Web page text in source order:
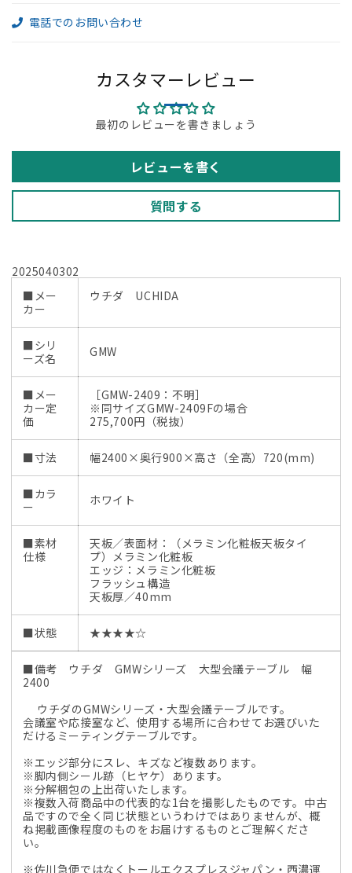
減
増
電話でのお問い合わせ
カスタマーレビュー
最初のレビューを書きましょう
レビューを書く
質問する
2025040302
■メー
カー
ウチダ UCHIDA
■シリ
ーズ名
GMW
■メー
カー定
価
［GMW-2409：不明］
※同サイズGMW-2409Fの場合
275,700円（税抜）
■寸法 幅2400×奥行900×高さ（全高）720(mm)
■カラ
ー
ホワイト
■素材
仕様
天板／表面材：（メラミン化粧板天板タイ
プ）メラミン化粧板
エッジ：メラミン化粧板
フラッシュ構造
天板厚／40mm
■状態 ★★★★☆
■備考 ウチダ GMWシリーズ 大型会議テーブル 幅
2400
ウチダのGMWシリーズ・大型会議テーブルです。
会議室や応接室など、使用する場所に合わせてお選びいた
だけるミーティングテーブルです。
※エッジ部分にスレ、キズなど複数あります。
※脚内側シール跡（ヒヤケ）あります。
※分解梱包の上出荷いたします。
※複数入荷商品中の代表的な1台を撮影したものです。中古
品ですので全く同じ状態というわけではありませんが、概
ね掲載画像程度のものをお届けするものとご理解くださ
い。
※佐川急便ではなくトールエクスプレスジャパン・西濃運